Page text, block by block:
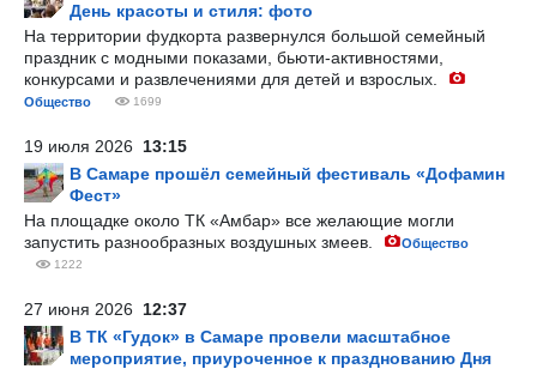
День красоты и стиля: фото
На территории фудкорта развернулся большой семейный
праздник с модными показами, бьюти-активностями,
конкурсами и развлечениями для детей и взрослых.
Общество 1699
19 июля 2026 13:15
В Самаре прошёл семейный фестиваль «Дофамин
Фест»
На площадке около ТК «Амбар» все желающие могли
запустить разнообразных воздушных змеев.
Общество
1222
27 июня 2026 12:37
В ТК «Гудок» в Самаре провели масштабное
мероприятие, приуроченное к празднованию Дня